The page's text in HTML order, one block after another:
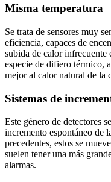
Misma temperatura
Se trata de sensores muy
eficiencia, capaces de
subida de calor
especie de difiero térmico,
mejor al calor natural de la
Sistemas de
Este género de detectores
incremento espontáneo de
precedentes, estos se
suelen tener una más
alarmas.